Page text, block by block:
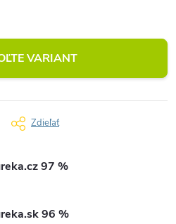
VARIANT
Zdieľať
97 %
96 %